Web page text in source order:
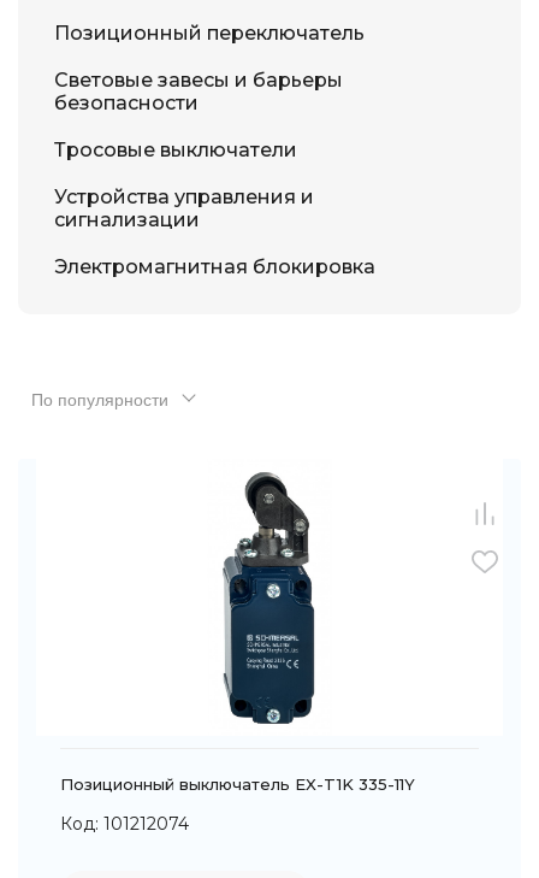
Позиционный переключатель
Световые завесы и барьеры
безопасности
Тросовые выключатели
Устройства управления и
сигнализации
Электромагнитная блокировка
По популярности
Позиционный выключатель EX-T1K 335-11Y
Код: 101212074